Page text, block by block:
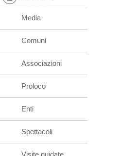
Media
Comuni
Associazioni
Proloco
Enti
Spettacoli
Visite guidate